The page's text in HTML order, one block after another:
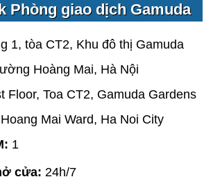
Phòng giao dịch Gamuda
1, tòa CT2, Khu đô thị Gamuda
Hoàng Mai, Hà Nội
Floor, Toa CT2, Gamuda Gardens
Mai Ward, Ha Noi City
1
cửa:24h/7